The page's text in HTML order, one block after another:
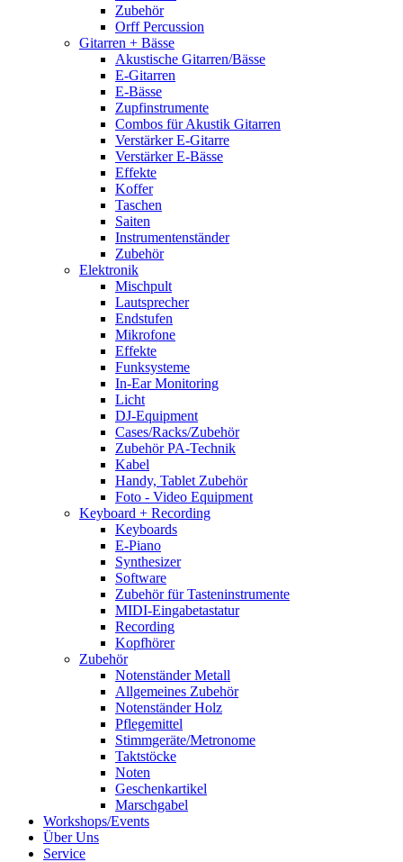
Zubehör
Orff Percussion
Gitarren + Bässe
Akustische Gitarren/Bässe
E-Gitarren
E-Bässe
Zupfinstrumente
Combos für Akustik Gitarren
Verstärker E-Gitarre
Verstärker E-Bässe
Effekte
Koffer
Taschen
Saiten
Instrumentenständer
Zubehör
Elektronik
Mischpult
Lautsprecher
Endstufen
Mikrofone
Effekte
Funksysteme
In-Ear Monitoring
Licht
DJ-Equipment
Cases/Racks/Zubehör
Zubehör PA-Technik
Kabel
Handy, Tablet Zubehör
Foto - Video Equipment
Keyboard + Recording
Keyboards
E-Piano
Synthesizer
Software
Zubehör für Tasteninstrumente
MIDI-Eingabetastatur
Recording
Kopfhörer
Zubehör
Notenständer Metall
Allgemeines Zubehör
Notenständer Holz
Pflegemittel
Stimmgeräte/Metronome
Taktstöcke
Noten
Geschenkartikel
Marschgabel
Workshops/Events
Über Uns
Service